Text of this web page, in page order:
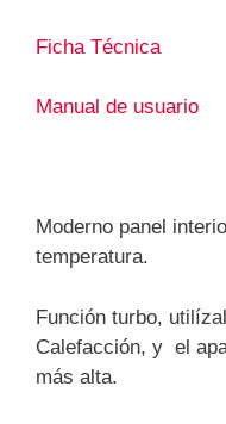
Ficha Técnica
Manual de usuario
Moderno panel
temperatura.
Función turbo,
Calefacción, y el
más alta.